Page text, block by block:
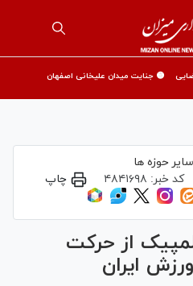
🟡 جنایت میدان علیخانی اصفهان
سایر حوزه ها
کد خبر: ۴۸۴۱۶۹۸ چاپ
از حرکت
ایران